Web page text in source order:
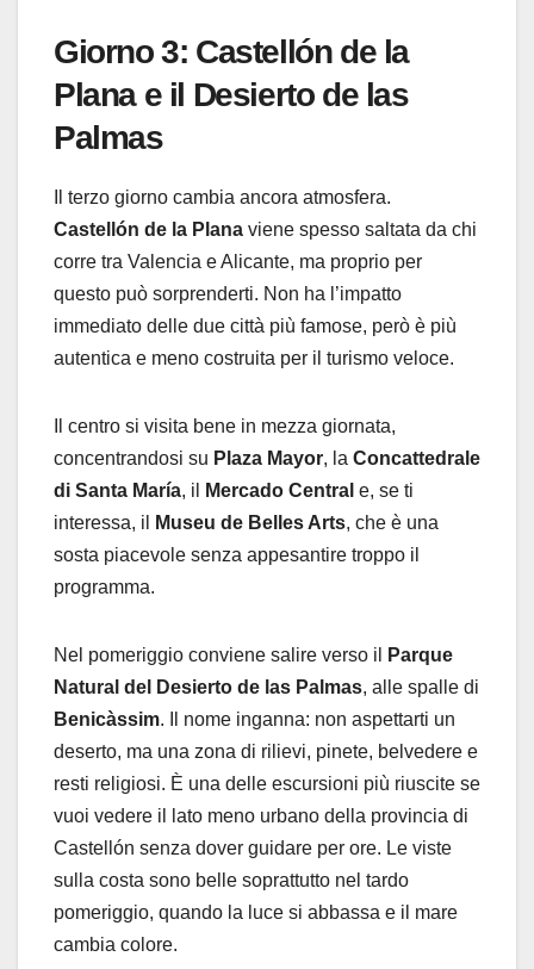
Giorno 3: Castellón de la
Plana e il Desierto de las
Palmas
Il terzo giorno cambia ancora atmosfera.
Castellón de la Plana viene spesso saltata da chi
corre tra Valencia e Alicante, ma proprio per
questo può sorprenderti. Non ha l’impatto
immediato delle due città più famose, però è più
autentica e meno costruita per il turismo veloce.
Il centro si visita bene in mezza giornata,
concentrandosi su Plaza Mayor, la Concattedrale
di Santa María, il Mercado Central e, se ti
interessa, il
Museu de Belles Arts, che è una
sosta piacevole senza appesantire troppo il
programma.
Nel pomeriggio conviene salire verso il
Parque
Natural del Desierto de las Palmas, alle spalle di
Benicàssim. Il nome inganna: non aspettarti un
deserto, ma una zona di rilievi, pinete, belvedere e
resti religiosi. È una delle escursioni più riuscite se
vuoi vedere il lato meno urbano della provincia di
Castellón senza dover guidare per ore. Le viste
sulla costa sono belle soprattutto nel tardo
pomeriggio, quando la luce si abbassa e il mare
cambia colore.